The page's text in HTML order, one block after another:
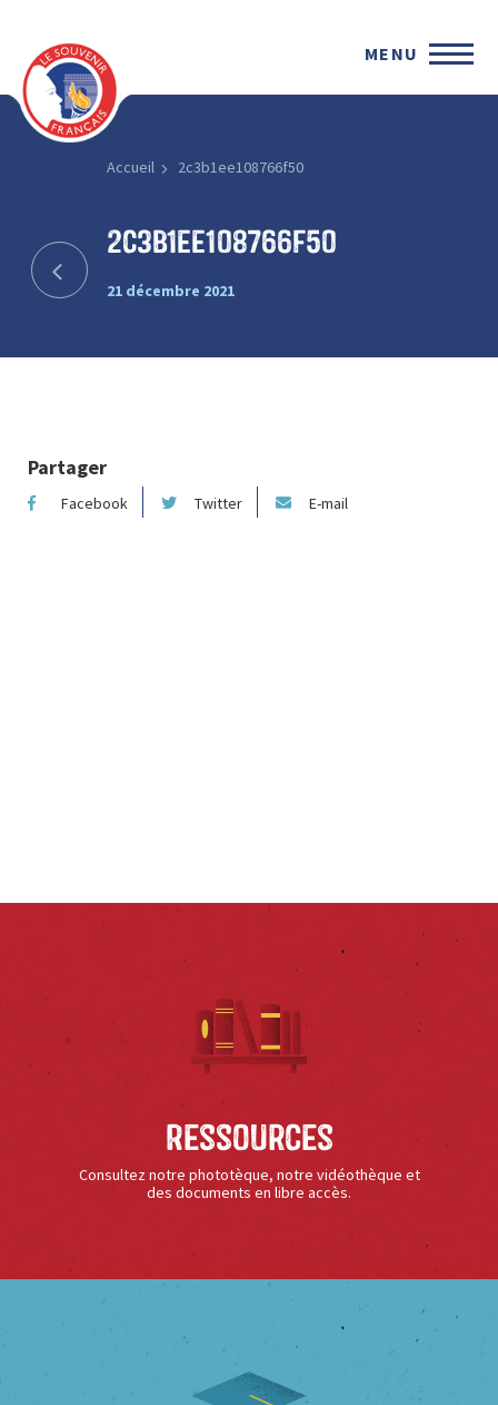
MENU
Accueil 2c3b1ee108766f50
2c3b1ee108766f50
21 décembre 2021
Partager
Facebook Twitter E-mail
Ressources
Consultez notre phototèque, notre vidéothèque et
des documents en libre accès.